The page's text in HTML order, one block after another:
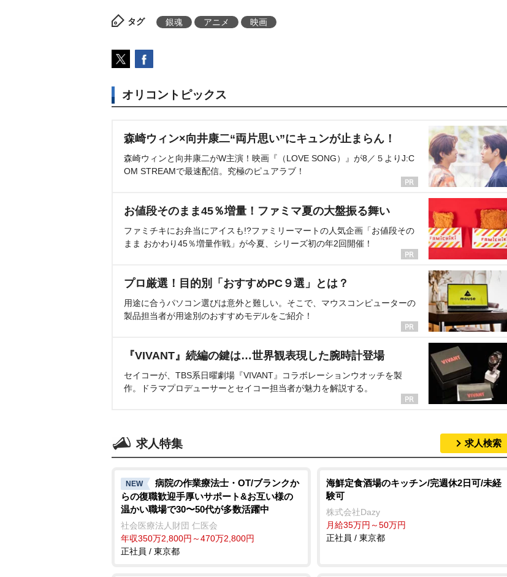
タグ 銀魂 アニメ 映画
オリコントピックス
森崎ウィン×向井康二“両片思い”にキュンが止まらん！
森崎ウィンと向井康二がW主演！映画『（LOVE SONG）』が8／５よりJ:C
OM STREAMで最速配信。究極のピュアラブ！
お値段そのまま45％増量！ファミマ夏の大盤振る舞い
ファミチキにお弁当にアイスも!?ファミリーマートの人気企画「お値段その
まま おかわり45％増量作戦」が今夏、シリーズ初の年2回開催！
プロ厳選！目的別「おすすめPC９選」とは？
用途に合うパソコン選びは意外と難しい。そこで、マウスコンピューターの
製品担当者が用途別のおすすめモデルをご紹介！
『VIVANT』続編の鍵は…世界観表現した腕時計登場
セイコーが、TBS系日曜劇場『VIVANT』コラボレーションウオッチを製
作。ドラマプロデューサーとセイコー担当者が魅力を解説する。
求人特集 求人検索
NEW
病院の作業療法士・OT/ブランクか
らの復職歓迎手厚いサポート&お互い様の
温かい職場で30〜50代が多数活躍中
社会医療法人財団 仁医会
年収350万2,800円～470万2,800円
正社員 / 東京都
海鮮定食酒場のキッチン/完週休2日可/未経
験可
株式会社Dazy
月給35万円～50万円
正社員 / 東京都